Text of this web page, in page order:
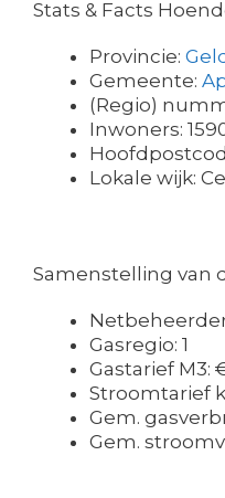
Stats & Facts
Provincie:
Gemeente:
(Regio)
Inwoners:
Lokale wijk:
Samenstelling van
Gasregio: 1
Gastarief M3:
Stroomtarief
Gem.
Gem.